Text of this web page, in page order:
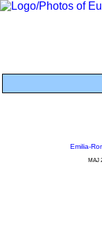
Emilia-
MAJ